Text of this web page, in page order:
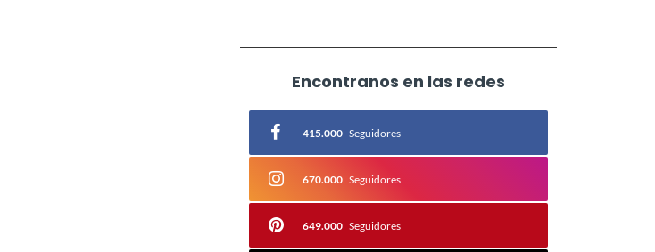
Encontranos en las redes
415.000 Seguidores
670.000 Seguidores
649.000 Seguidores